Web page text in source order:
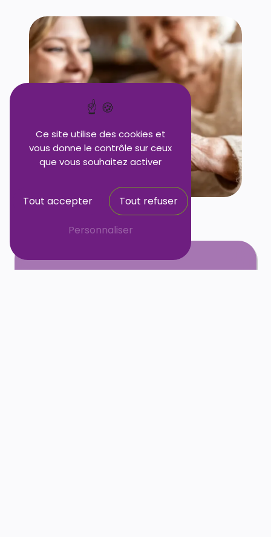
Ce site utilise des cookies et
vous donne le contrôle sur ceux
que vous souhaitez activer
Tout accepter Tout refuser
Personnaliser